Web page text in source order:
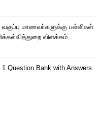
வகுப்பு மாணவா்களுக்கு பள்ளிகள்
விளக்கம்
Question Bank with Answers